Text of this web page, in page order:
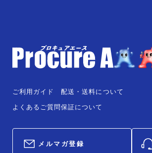
ご利用ガイド
よくあるご質問
配送・送料について
保証について
メルマガ登録